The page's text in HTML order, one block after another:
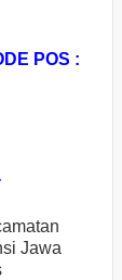
POS :
Jawa